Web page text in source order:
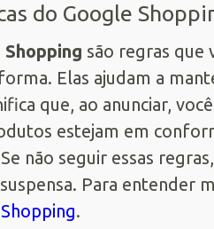
do Google
são regras que
Elas ajudam a
que, ao anunciar,
estejam em
não seguir essas
Para entender
.